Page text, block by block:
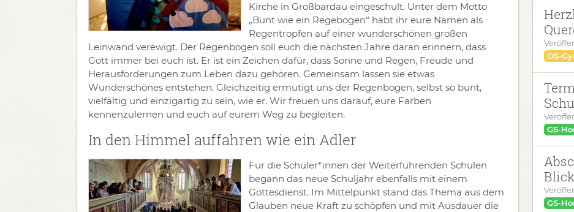
Kirche in Großbardau eingeschult. Unter dem Motto
„Bunt wie ein Regebogen“ habt ihr eure Namen als
Regentropfen auf einer wunderschönen großen
Leinwand verewigt. Der Regenbogen soll euch die nächsten Jahre daran erinnern, dass
Gott immer bei euch ist. Er ist ein Zeichen dafür, dass Sonne und Regen, Freude und
Herausforderungen zum Leben dazu gehören. Gemeinsam lassen sie etwas
Wunderschönes entstehen. Gleichzeitig ermutigt uns der Regenbogen, selbst so bunt,
vielfältig und einzigartig zu sein, wie er. Wir freuen uns darauf, eure Farben
kennenzulernen und euch auf eurem Weg zu begleiten.
In den Himmel auffahren wie ein Adler
Für die Schüler*innen der Weiterführenden Schulen
begann das neue Schuljahr ebenfalls mit einem
Gottesdienst. Im Mittelpunkt stand das Thema aus dem
Glauben neue Kraft zu schöpfen und mit Ausdauer die
OS-
GS-
GS-